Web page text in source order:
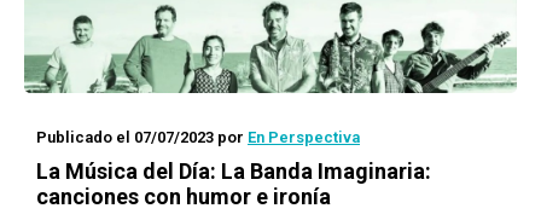
Publicado el 07/07/2023 por En Perspectiva
La Música del Día: La Banda Imaginaria:
canciones con humor e ironía